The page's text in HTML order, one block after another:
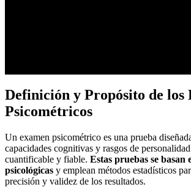
Definición y Propósito de los
Psicométricos
Un examen psicométrico es una prueba
capacidades cognitivas y rasgos de
cuantificable y fiable. Estas pruebas se basan
psicológicas y emplean métodos estadísticos
precisión y validez de los resultados.